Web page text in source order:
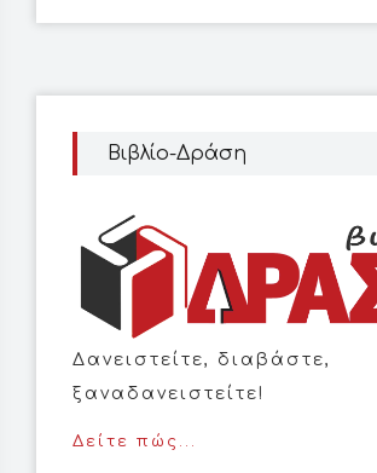
Βιβλίο-Δράση
Δανειστείτε, διαβάστε,
ξαναδανειστείτε!
Δείτε πώς...